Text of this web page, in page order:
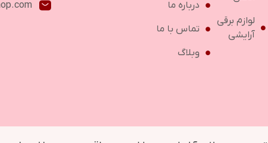
لوازم برقی
آرایشی
درباره ما
تماس با ما
وبلاگ